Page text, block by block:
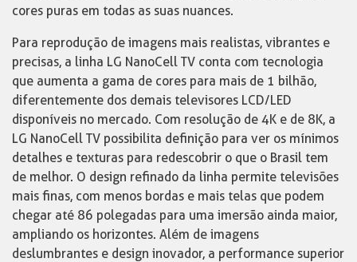
cores puras em todas as suas nuances.
Para reprodução de imagens mais realistas, vibrantes e
precisas, a linha LG NanoCell TV conta com tecnologia
que aumenta a gama de cores para mais de 1 bilhão,
diferentemente dos demais televisores LCD/LED
disponíveis no mercado. Com resolução de 4K e de 8K, a
LG NanoCell TV possibilita definição para ver os mínimos
detalhes e texturas para redescobrir o que o Brasil tem
de melhor. O design refinado da linha permite televisões
mais finas, com menos bordas e mais telas que podem
chegar até 86 polegadas para uma imersão ainda maior,
ampliando os horizontes. Além de imagens
deslumbrantes e design inovador, a performance superior